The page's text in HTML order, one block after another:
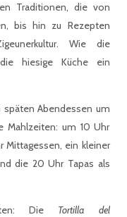
Traditionen, die von
bis hin zu Rezepten
Wie die
hiesige Küche ein
Abendessen um
Mahlzeiten: um 10 Uhr
Mittagessen, ein kleiner
die 20 Uhr Tapas als
Die Tortilla del